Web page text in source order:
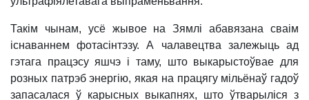
Такім чынам, усё жывое на Зямлі абавязана сваім
існаваннем фотасінтэзу. А чалавецтва залежыць ад
гэтага працэсу яшчэ і таму, што выкарыстоўвае для
розных патрэб энергію, якая на працягу мільёнаў гадоў
запасалася ў карысных выкапнях, што ўтварыліся з